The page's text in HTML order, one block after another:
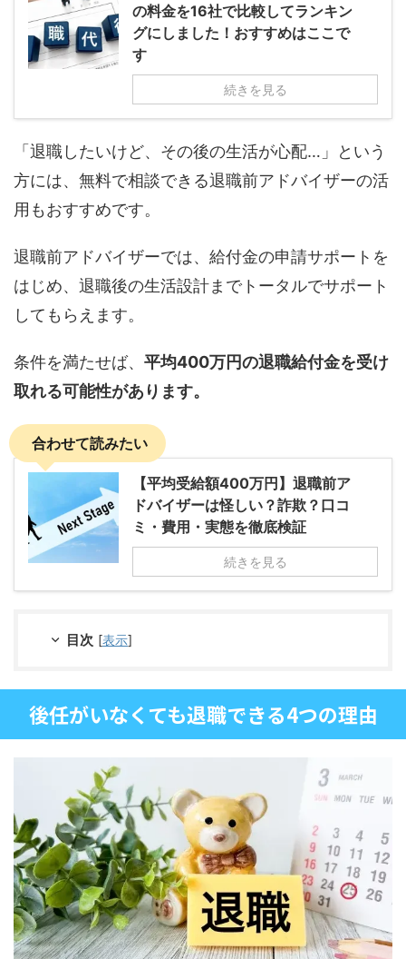
の料金を16社で比較してランキン
グにしました！おすすめはここで
す
続きを見る
「退職したいけど、その後の生活が心配…」という
方には、無料で相談できる退職前アドバイザーの活
用もおすすめです。
退職前アドバイザーでは、給付金の申請サポートを
はじめ、退職後の生活設計までトータルでサポート
してもらえます。
条件を満たせば、 平均400万円の退職給付金を受け
取れる可能性があります。
合わせて読みたい
【平均受給額400万円】退職前ア
ドバイザーは怪しい？詐欺？口コ
ミ・費用・実態を徹底検証
続きを見る
目次 [表示]
後任がいなくても退職できる4つの理由